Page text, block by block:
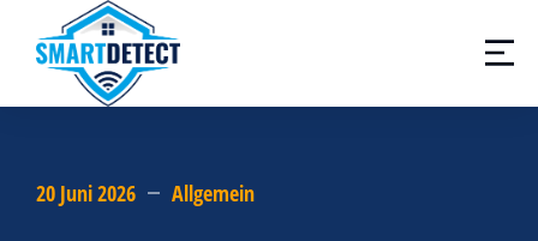
20 Juni 2026 Allgemein